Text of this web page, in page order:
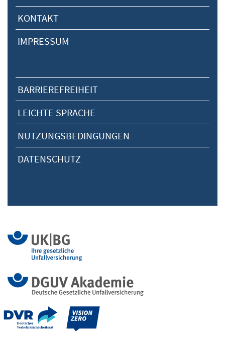
KONTAKT
IMPRESSUM
BARRIEREFREIHEIT
LEICHTE SPRACHE
NUTZUNGSBEDINGUNGEN
DATENSCHUTZ